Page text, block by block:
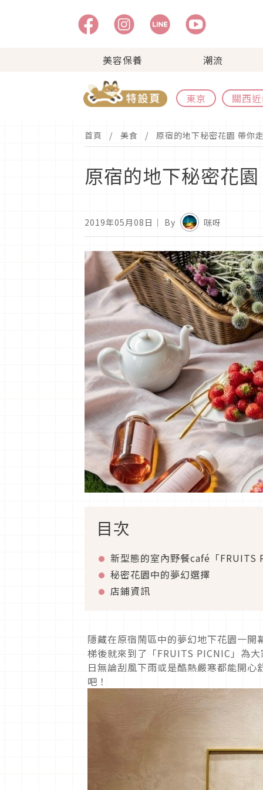
美容保養 潮流
東京 關西
首頁 美食 原宿的地下秘密花園 帶你
原宿的地下秘密花
2019年05月08日 ｜ By 咪呀
目次
新型態的室內野餐café「FRUITS
秘密花園中的夢幻選擇
店鋪資訊
隱藏在原宿鬧區中的夢幻地下花園一
梯後就來到了「FRUITS PICNIC」為
日無論刮風下雨或是酷熱嚴寒都能開
吧！